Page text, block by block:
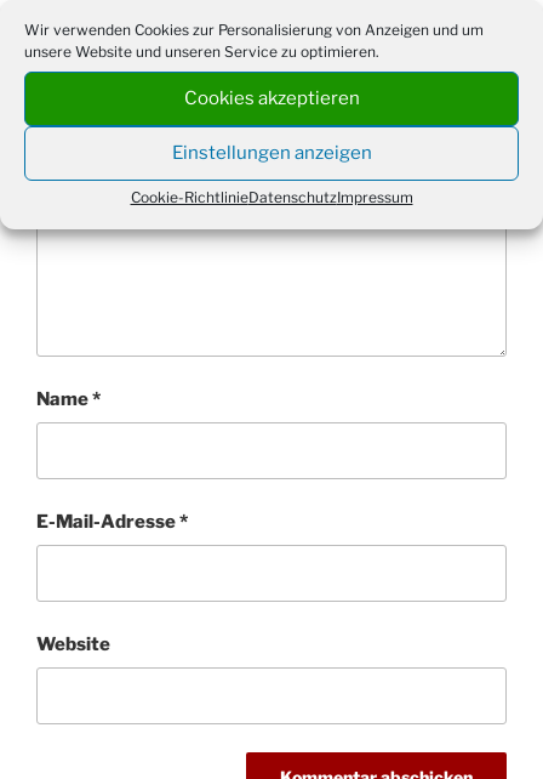
Wir verwenden Cookies zur Personalisierung von Anzeigen und um
unsere Website und unseren Service zu optimieren.
Cookies akzeptieren
Einstellungen anzeigen
Cookie-RichtlinieDatenschutzImpressum
Kommentar*
Name*
E-Mail-Adresse*
Website